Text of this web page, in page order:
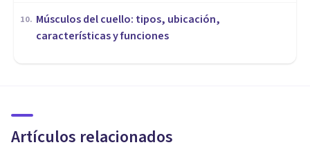
10. Músculos del cuello: tipos, ubicación,
características y funciones
Artículos relacionados
puede afectar al sueño